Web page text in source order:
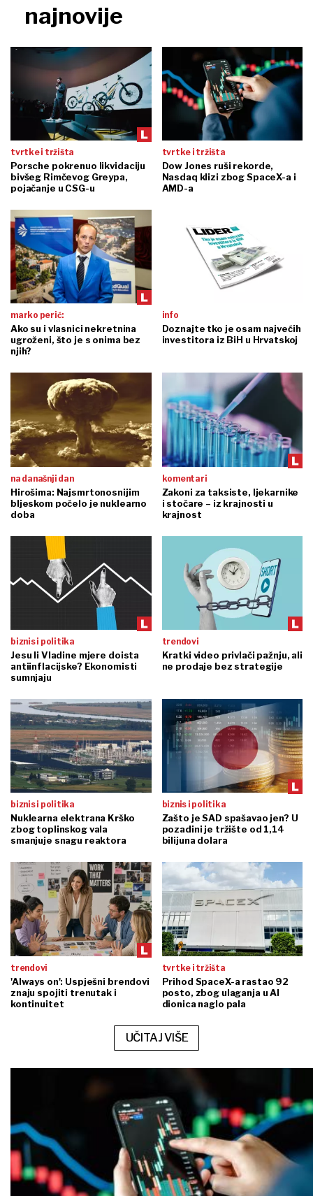
najnovije
tvrtke i tržišta
Porsche pokrenuo likvidaciju
bivšeg Rimčevog Greypa,
pojačanje u CSG-u
tvrtke i tržišta
Dow Jones ruši rekorde,
Nasdaq klizi zbog SpaceX-a i
AMD-a
marko perić:
Ako su i vlasnici nekretnina
ugroženi, što je s onima bez
njih?
info
Doznajte tko je osam najvećih
investitora iz BiH u Hrvatskoj
na današnji dan
Hirošima: Najsmrtonosnijim
bljeskom počelo je nuklearno
doba
komentari
Zakoni za taksiste, ljekarnike
i stočare – iz krajnosti u
krajnost
biznis i politika
Jesu li Vladine mjere doista
antiinflacijske? Ekonomisti
sumnjaju
trendovi
Kratki video privlači pažnju, ali
ne prodaje bez strategije
biznis i politika
Nuklearna elektrana Krško
zbog toplinskog vala
smanjuje snagu reaktora
biznis i politika
Zašto je SAD spašavao jen? U
pozadini je tržište od 1,14
bilijuna dolara
trendovi
'Always on': Uspješni brendovi
znaju spojiti trenutak i
kontinuitet
tvrtke i tržišta
Prihod SpaceX-a rastao 92
posto, zbog ulaganja u AI
dionica naglo pala
UČITAJ VIŠE